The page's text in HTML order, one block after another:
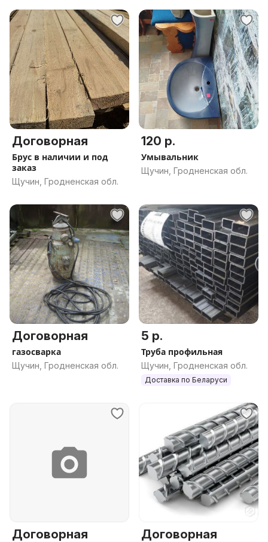
Договорная
Брус в наличии и под
заказ
Щучин, Гродненская обл.
120 р.
Умывальник
Щучин, Гродненская обл.
Договорная
газосварка
Щучин, Гродненская обл.
5 р.
Труба профильная
Щучин, Гродненская обл.
Доставка по Беларуси
Договорная Договорная